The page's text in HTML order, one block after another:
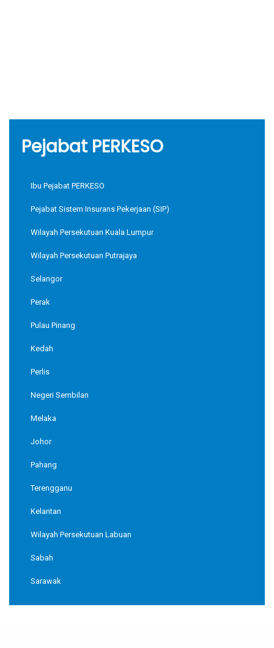
Pejabat PERKESO
Ibu Pejabat PERKESO
Pejabat Sistem Insurans Pekerjaan (SIP)
Wilayah Persekutuan Kuala Lumpur
Wilayah Persekutuan Putrajaya
Selangor
Perak
Pulau Pinang
Kedah
Perlis
Negeri Sembilan
Melaka
Johor
Pahang
Terengganu
Kelantan
Wilayah Persekutuan Labuan
Sabah
Sarawak